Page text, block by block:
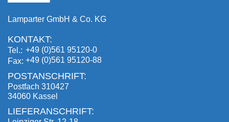
Lamparter GmbH & Co. KG
KONTAKT:
Tel.
+49 (0)561 95120-0
Fax +49 (0)561 95120-88
POSTANSCHRIFT:
Postfach 310427
34060 Kassel
LIEFERANSCHRIFT: